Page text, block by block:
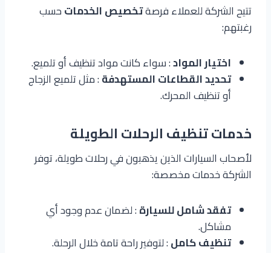
تتيح الشركة للعملاء فرصةتخصيص الخدماتحسب
رغبتهم:
اختيار المواد: سواء كانت مواد تنظيف أو تلميع.
تحديد القطاعات المستهدفة: مثل تلميع الزجاج
أو تنظيف المحرك.
خدمات تنظيف الرحلات الطويلة
لأصحاب السيارات الذين يذهبون في رحلات طويلة، توفر
الشركة خدمات مخصصة:
تفقد شامل للسيارة: لضمان عدم وجود أي
مشاكل.
تنظيف كامل: لتوفير راحة تامة خلال الرحلة.